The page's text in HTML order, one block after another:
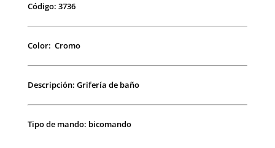
Código: 3736
Color: Cromo
Descripción: Grifería de baño
Tipo de mando: bicomando